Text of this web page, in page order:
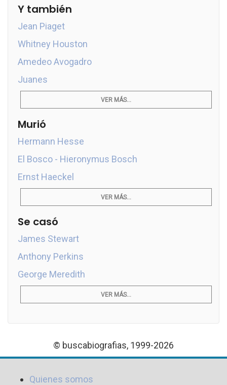
Y también
Jean Piaget
Whitney Houston
Amedeo Avogadro
Juanes
VER MÁS...
Murió
Hermann Hesse
El Bosco - Hieronymus Bosch
Ernst Haeckel
VER MÁS...
Se casó
James Stewart
Anthony Perkins
George Meredith
VER MÁS...
© buscabiografias, 1999-2026
Quienes somos